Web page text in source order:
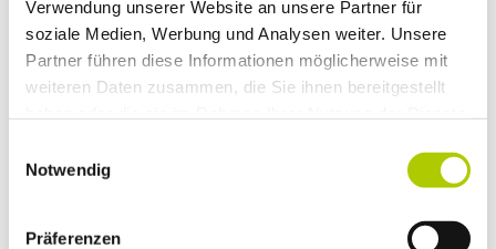
Verwendung unserer Website an unsere Partner für
soziale Medien, Werbung und Analysen weiter. Unsere
Partner führen diese Informationen möglicherweise mit
weiteren Daten zusammen, die Sie ihnen bereitgestellt
Notwendig
Präferenzen